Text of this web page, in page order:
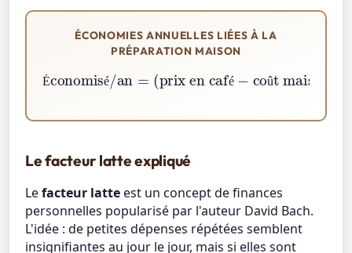
ÉCONOMIES ANNUELLES LIÉES À LA
PRÉPARATION MAISON
É é é û
Économisé/an=(prix en café−
coût maison ×tasses par an
Le facteur latte expliqué
Lefacteur latteest un concept de finances
personnelles popularisé par l'auteur David Bach.
L'idée : de petites dépenses répétées semblent
insignifiantes au jour le jour, mais si elles sont